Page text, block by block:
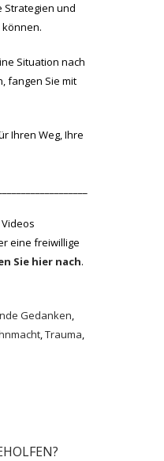
Strategien und
Situation nach
fangen Sie mit
Ihren Weg, Ihre
eine freiwillige
Sie hier nach.
Gedanken,
,Trauma,